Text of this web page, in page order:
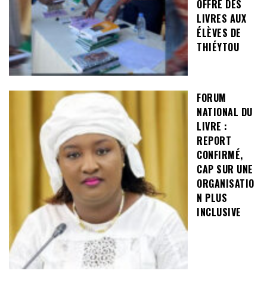
OFFRE DES
LIVRES AUX
ÉLÈVES DE
THIÉYTOU
FORUM
NATIONAL DU
LIVRE :
REPORT
CONFIRMÉ,
CAP SUR UNE
ORGANISATIO
N PLUS
INCLUSIVE